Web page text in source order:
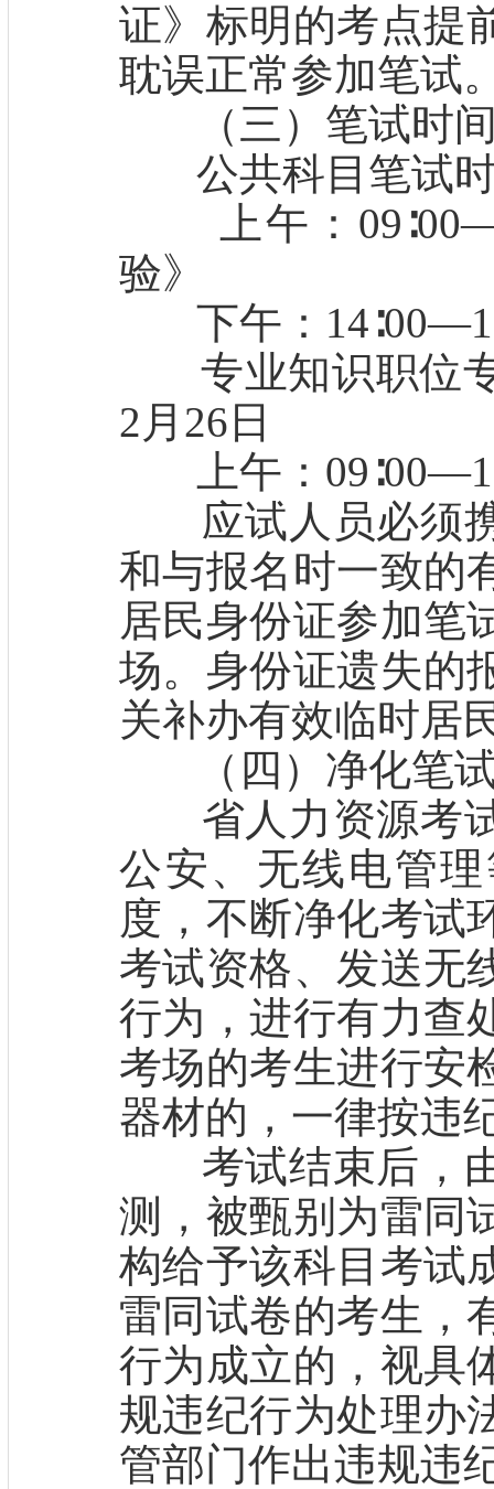
证》标明的考点提
耽误正常参加笔试
（三）笔试时
公共科目笔试时
上午：
验》
下午：
专业知识职位专
2月26日
上午：
应试人员必须携
和与报名时一致的
居民身份证参加笔
场。身份证遗失的
关补办有效临时居
（四）净化笔试
省人力资源考试
公安、无线电管
度，不断净化考试
考试资格、发送无
行为，进行有力查
考场的考生进行安
器材的，一律按违
考试结束后，由
测，被甄别为雷同
构给予该科目考试
雷同试卷的考生，
行为成立的，视具
规违纪行为处理办
管部门作出违规违